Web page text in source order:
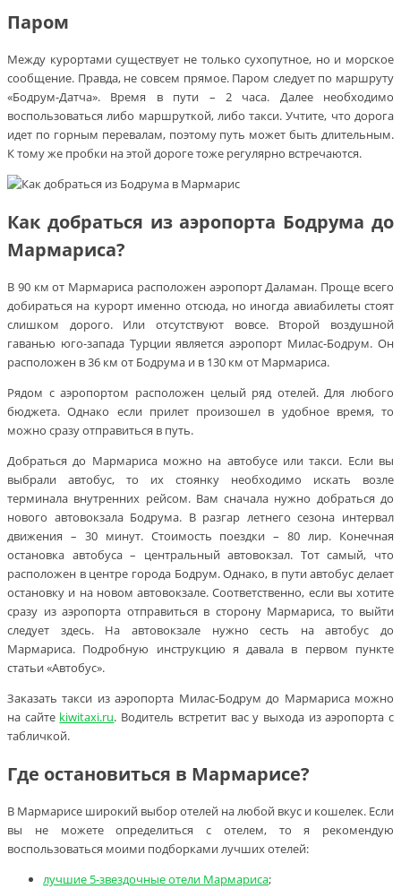
Паром
Между курортами существует не только сухопутное, но и морское
сообщение. Правда, не совсем прямое. Паром следует по маршруту
«Бодрум-Датча». Время в пути – 2 часа. Далее необходимо
воспользоваться либо маршруткой, либо такси. Учтите, что дорога
идет по горным перевалам, поэтому путь может быть длительным.
К тому же пробки на этой дороге тоже регулярно встречаются.
Как добраться из аэропорта Бодрума до
Мармариса?
В 90 км от Мармариса расположен аэропорт Даламан. Проще всего
добираться на курорт именно отсюда, но иногда авиабилеты стоят
слишком дорого. Или отсутствуют вовсе. Второй воздушной
гаванью юго-запада Турции является аэропорт Милас-Бодрум. Он
расположен в 36 км от Бодрума и в 130 км от Мармариса.
Рядом с аэропортом расположен целый ряд отелей. Для любого
бюджета. Однако если прилет произошел в удобное время, то
можно сразу отправиться в путь.
Добраться до Мармариса можно на автобусе или такси. Если вы
выбрали автобус, то их стоянку необходимо искать возле
терминала внутренних рейсом. Вам сначала нужно добраться до
нового автовокзала Бодрума. В разгар летнего сезона интервал
движения – 30 минут. Стоимость поездки – 80 лир. Конечная
остановка автобуса – центральный автовокзал. Тот самый, что
расположен в центре города Бодрум. Однако, в пути автобус делает
остановку и на новом автовокзале. Соответственно, если вы хотите
сразу из аэропорта отправиться в сторону Мармариса, то выйти
следует здесь. На автовокзале нужно сесть на автобус до
Мармариса. Подробную инструкцию я давала в первом пункте
статьи «Автобус».
Заказать такси из аэропорта Милас-Бодрум до Мармариса можно
на сайте kiwitaxi.ru. Водитель встретит вас у выхода из аэропорта с
табличкой.
Где остановиться в Мармарисе?
В Мармарисе широкий выбор отелей на любой вкус и кошелек. Если
вы не можете определиться с отелем, то я рекомендую
воспользоваться моими подборками лучших отелей:
лучшие 5-звездочные отели Мармариса;